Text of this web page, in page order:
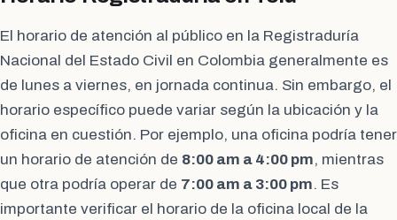
El horario de atención al público en la Registraduría
Nacional del Estado Civil en Colombia generalmente es
de lunes a viernes, en jornada continua. Sin embargo, el
horario específico puede variar según la ubicación y la
oficina en cuestión. Por ejemplo, una oficina podría tener
un horario de atención de 8:00 am a 4:00 pm, mientras
que otra podría operar de 7:00 am a 3:00 pm. Es
importante verificar el horario de la oficina local de la